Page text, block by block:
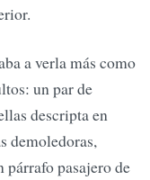
a verla más como
un par de
descripta en
demoledoras,
párrafo pasajero de